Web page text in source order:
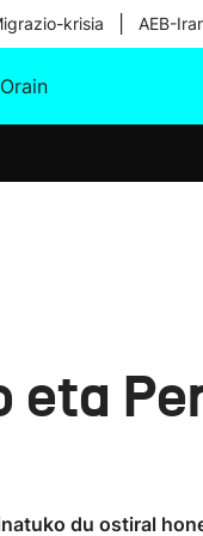
krisia AEB-
du ostiral